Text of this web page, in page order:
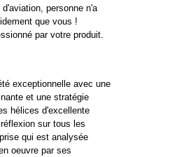
personne n'a
que vous !
par votre produit.
exceptionnelle avec une
et une stratégie
hélices d'excellente
sur tous les
qui est analysée
oeuvre par ses